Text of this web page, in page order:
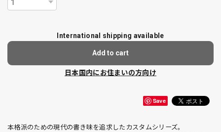
International shipping available
Add to cart
日本国内にお住まいの方向け
Save
本格派のための現代の書き味を追求したカスタムシリーズ。